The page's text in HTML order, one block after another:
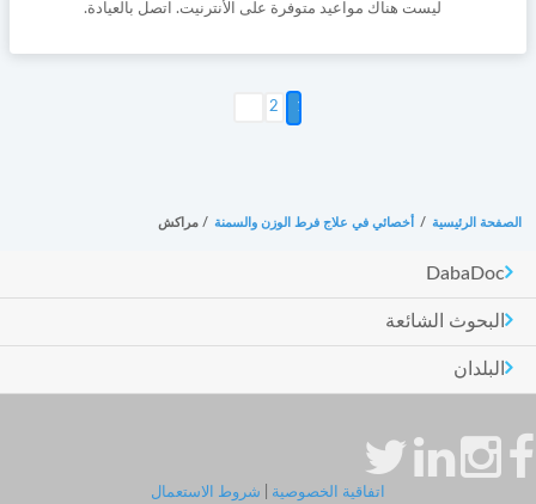
ليست هناك مواعيد متوفرة على الأنترنيت. اتصل بالعيادة.
2التالي >
الصفحة الرئيسية / أخصائي في علاج فرط الوزن والسمنة / مراكش
DabaDoc
البحوث الشائعة
البلدان
اتفاقية الخصوصية شروط الاستعمال